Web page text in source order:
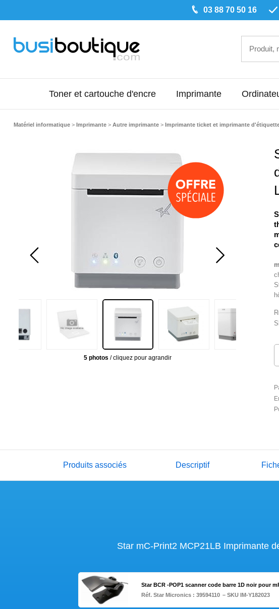
03 88 70 50 16
Toner et cartouche d'encre Imprimante
Matériel informatique > Imprimante > Autre imprimante > Imprimante ticket et imprimante
5 photos / cliquez pour agrandir
Produits associés Descriptif
Star mC-Print2 MCP21LB Imprimante
Star BCR -POP1 scanner code barre 1D noir pour
Réf. Star Micronics : 39594110 – SKU IM-Y182023